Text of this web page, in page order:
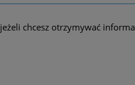
jeżeli chcesz otrzymywać